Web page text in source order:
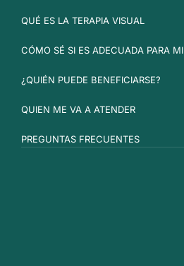
QUÉ ES LA TERAPIA VISUAL
CÓMO SÉ SI ES ADECUADA PARA MI
¿QUIÉN PUEDE BENEFICIARSE?
QUIEN ME VA A ATENDER
PREGUNTAS FRECUENTES